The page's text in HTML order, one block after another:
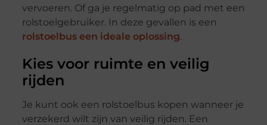
vervoeren. Of ga je regelmatig op pad met een
rolstoelgebruiker. In deze gevallen is een
rolstoelbus een ideale oplossing.
Kies voor ruimte en veilig
rijden
Je kunt ook een rolstoelbus kopen wanneer je
verzekerd wilt zijn van veilig rijden. Een